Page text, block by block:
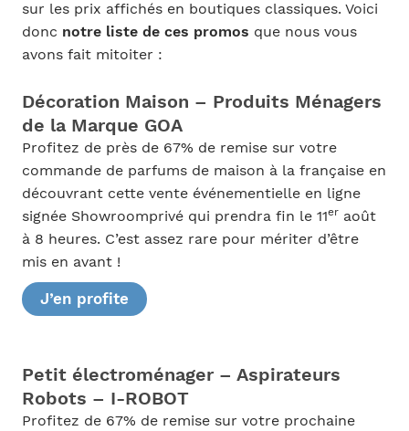
sur les prix affichés en boutiques classiques. Voici
donc notre liste de ces promos que nous vous
avons fait mitoiter :
Décoration Maison – Produits Ménagers
de la Marque GOA
Profitez de près de 67% de remise sur votre
commande de parfums de maison à la française en
découvrant cette vente événementielle en ligne
signée Showroomprivé qui prendra fin le 11eraoût
à 8 heures. C’est assez rare pour mériter d’être
mis en avant !
J’en profite
Petit électroménager – Aspirateurs
Robots – I-ROBOT
Profitez de 67% de remise sur votre prochaine